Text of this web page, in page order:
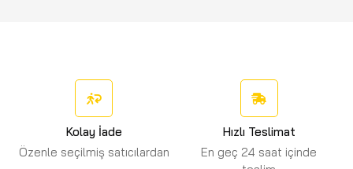
Kolay İade
Özenle seçilmiş satıcılardan
Hızlı Teslimat
En geç 24 saat içinde